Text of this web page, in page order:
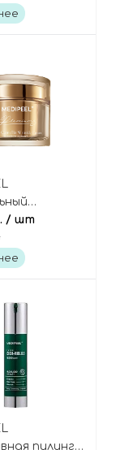
для
с
золотом
Premium
/ шт
пилинг-